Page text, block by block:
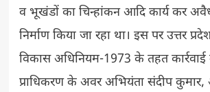
व भूखंडों का चिन्हांकन आदि कार्य कर
निर्माण किया जा रहा था। इस पर उत्तर
विकास अधिनियम-1973 के तहत
प्राधिकरण के अवर अभियंता संदीप कुमार,